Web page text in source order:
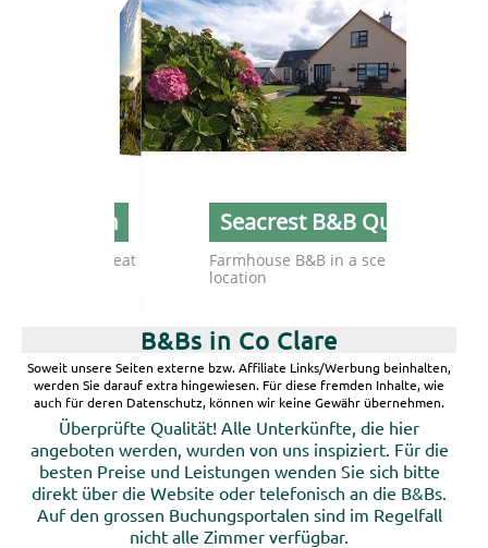
b&b lahinch
B&B with great
Seacrest B&B Quilty
Farmhouse B&B in a scenic
location
B&Bs in Co Clare
Soweit unsere Seiten externe bzw. Affiliate Links/Werbung beinhalten,
werden Sie darauf extra hingewiesen. Für diese fremden Inhalte, wie
auch für deren Datenschutz, können wir keine Gewähr übernehmen.
Überprüfte Qualität! Alle Unterkünfte, die hier
angeboten werden, wurden von uns inspiziert. Für die
besten Preise und Leistungen wenden Sie sich bitte
direkt über die Website oder telefonisch an die B&Bs.
Auf den grossen Buchungsportalen sind im Regelfall
nicht alle Zimmer verfügbar.